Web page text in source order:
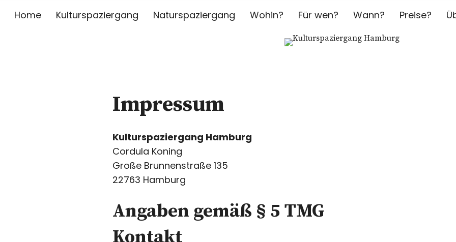
Home Kulturspaziergang Naturspaziergang Wohin? Für wen? Wann? Preise?
Impressum
Kulturspaziergang Hamburg
Cordula Koning
Große Brunnenstraße 135
22763 Hamburg
Angaben gemäß § 5 TMG
Kontakt